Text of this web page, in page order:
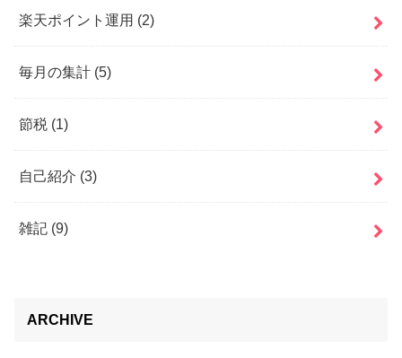
楽天ポイント運用 (2)
毎月の集計 (5)
節税 (1)
自己紹介 (3)
雑記 (9)
ARCHIVE